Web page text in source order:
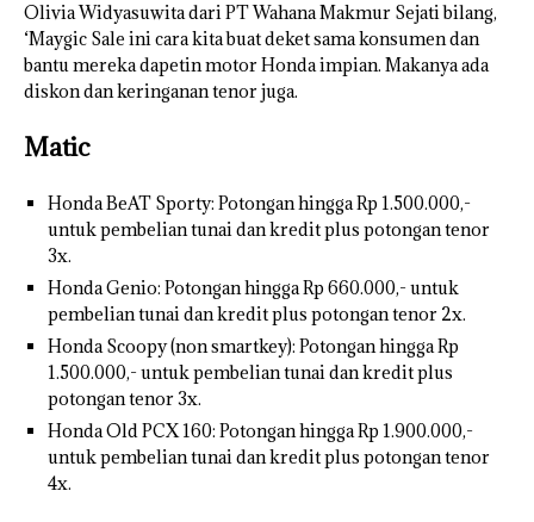
Olivia Widyasuwita dari PT Wahana Makmur Sejati bilang,
‘Maygic Sale ini cara kita buat deket sama konsumen dan
bantu mereka dapetin motor Honda impian. Makanya ada
diskon dan keringanan tenor juga.
Matic
Honda BeAT Sporty: Potongan hingga Rp 1.500.000,-
untuk pembelian tunai dan kredit plus potongan tenor
3x.
Honda Genio: Potongan hingga Rp 660.000,- untuk
pembelian tunai dan kredit plus potongan tenor 2x.
Honda Scoopy (non smartkey): Potongan hingga Rp
1.500.000,- untuk pembelian tunai dan kredit plus
potongan tenor 3x.
Honda Old PCX 160: Potongan hingga Rp 1.900.000,-
untuk pembelian tunai dan kredit plus potongan tenor
4x.